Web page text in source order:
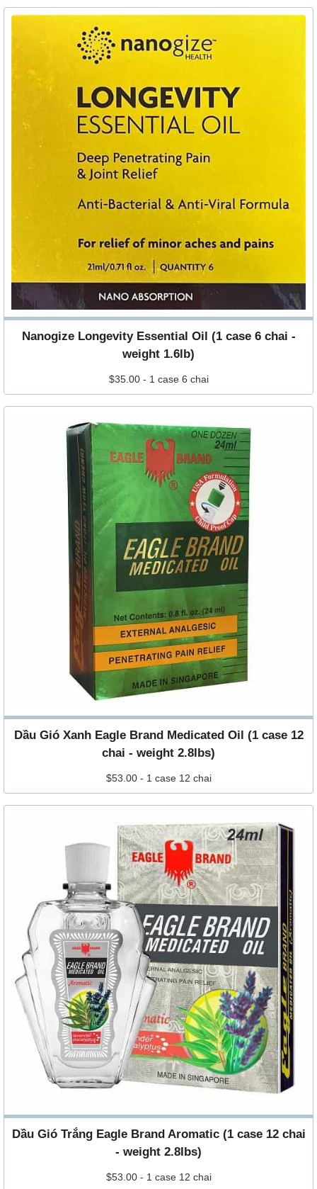
Nanogize Longevity Essential Oil (1 case 6 chai -
weight 1.6lb)
$35.00 - 1 case 6 chai
Dầu Gió Xanh Eagle Brand Medicated Oil (1 case 12
chai - weight 2.8lbs)
$53.00 - 1 case 12 chai
Dầu Gió Trắng Eagle Brand Aromatic (1 case 12 chai
- weight 2.8lbs)
$53.00 - 1 case 12 chai